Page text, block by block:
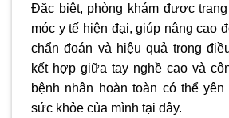
Đặc biệt, phòng khám được
móc y tế hiện đại, giúp nâng cao
chẩn đoán và hiệu quả trong
kết hợp giữa tay nghề cao và
bệnh nhân hoàn toàn có thể
sức khỏe của mình tại đây.